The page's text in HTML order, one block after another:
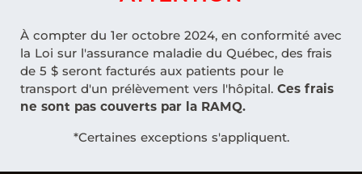
À compter du 1er octobre 2024, en conformité avec
la Loi sur l'assurance maladie du Québec, des frais
de 5 $ seront facturés aux patients pour le
transport d'un prélèvement vers l'hôpital. Ces frais
ne sont pas couverts par la RAMQ.
*Certaines exceptions s'appliquent.